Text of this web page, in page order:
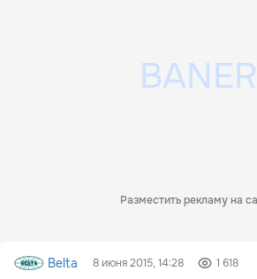
Разместить рекламу на
Belta 8 июня 2015, 14:28 1 618